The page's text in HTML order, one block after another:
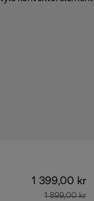
1 399,00 kr
1 899,00 kr